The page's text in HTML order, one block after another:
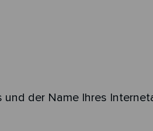
der Name Ihres